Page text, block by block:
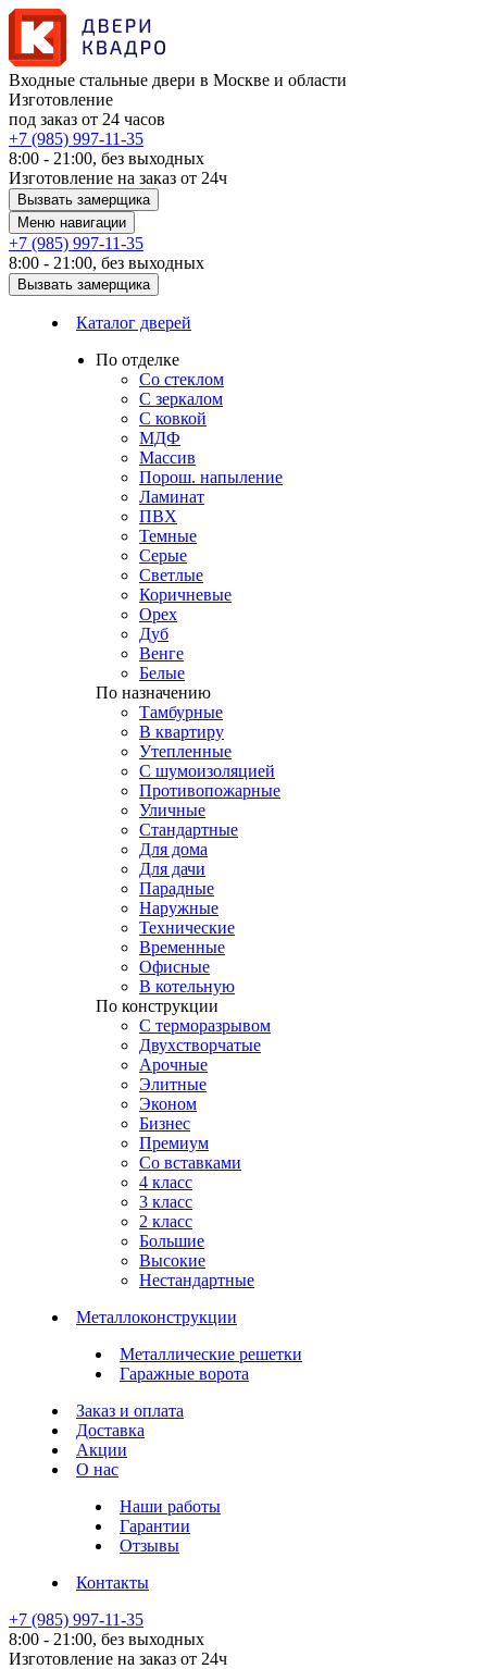
Входные стальные двери в Москве и области
Изготовление
под заказ от 24 часов
+7 (985) 997-11-35
8:00 - 21:00, без выходных
Изготовление на заказ от 24ч
Вызвать замерщика
Меню навигации
+7 (985) 997-11-35
8:00 - 21:00, без выходных
Вызвать замерщика
Каталог дверей
По отделке
Со стеклом
С зеркалом
С ковкой
МДФ
Массив
Порош. напыление
Ламинат
ПВХ
Темные
Серые
Светлые
Коричневые
Орех
Дуб
Венге
Белые
По назначению
Тамбурные
В квартиру
Утепленные
С шумоизоляцией
Противопожарные
Уличные
Стандартные
Для дома
Для дачи
Парадные
Наружные
Технические
Временные
Офисные
В котельную
По конструкции
С терморазрывом
Двухстворчатые
Арочные
Элитные
Эконом
Бизнес
Премиум
Со вставками
4 класс
3 класс
2 класс
Большие
Высокие
Нестандартные
Металлоконструкции
Металлические решетки
Гаражные ворота
Заказ и оплата
Доставка
Акции
О нас
Наши работы
Гарантии
Отзывы
Контакты
+7 (985) 997-11-35
8:00 - 21:00, без выходных
Изготовление на заказ от 24ч